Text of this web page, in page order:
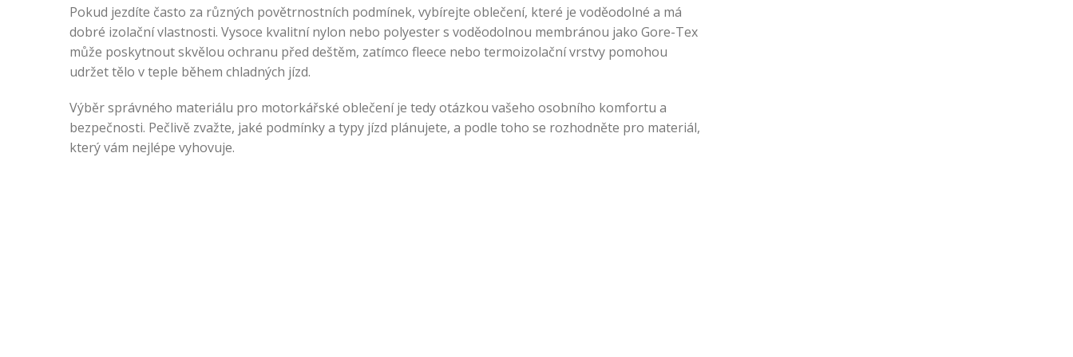
Pokud jezdíte často za různých povětrnostních podmínek, vybírejte oblečení, které je voděodolné a má
dobré izolační vlastnosti. Vysoce kvalitní nylon nebo polyester s voděodolnou membránou jako Gore-Tex
může poskytnout skvělou ochranu před deštěm, zatímco fleece nebo termoizolační vrstvy pomohou
udržet tělo v teple během chladných jízd.
Výběr správného materiálu pro motorkářské oblečení je tedy otázkou vašeho osobního komfortu a
bezpečnosti. Pečlivě zvažte, jaké podmínky a typy jízd plánujete, a podle toho se rozhodněte pro materiál,
který vám nejlépe vyhovuje.